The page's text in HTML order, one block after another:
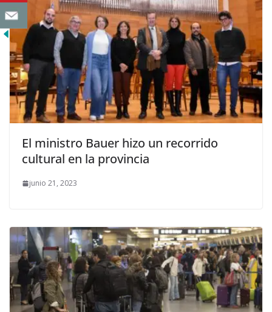
El ministro Bauer hizo un recorrido
cultural en la provincia
junio 21, 2023